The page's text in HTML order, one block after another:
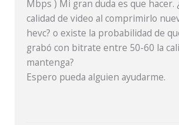
Mbps ) Mi gran duda es que hacer.
calidad de video al comprimirlo
hevc? o existe la probabilidad de
grabó con bitrate entre 50-60 la
mantenga?
Espero pueda alguien ayudarme.